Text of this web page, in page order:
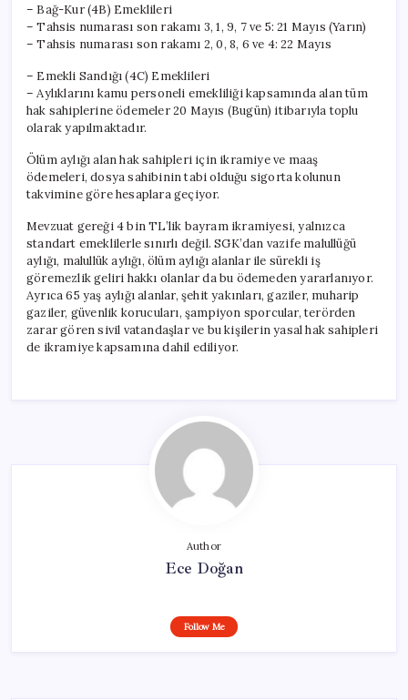
– Bağ-Kur (4B) Emeklileri
– Tahsis numarası son rakamı 3, 1, 9, 7 ve 5: 21 Mayıs (Yarın)
– Tahsis numarası son rakamı 2, 0, 8, 6 ve 4: 22 Mayıs
– Emekli Sandığı (4C) Emeklileri
– Aylıklarını kamu personeli emekliliği kapsamında alan tüm
hak sahiplerine ödemeler 20 Mayıs (Bugün) itibarıyla toplu
olarak yapılmaktadır.
Ölüm aylığı alan hak sahipleri için ikramiye ve maaş
ödemeleri, dosya sahibinin tabi olduğu sigorta kolunun
takvimine göre hesaplara geçiyor.
Mevzuat gereği 4 bin TL’lik bayram ikramiyesi, yalnızca
standart emeklilerle sınırlı değil. SGK’dan vazife malullüğü
aylığı, malullük aylığı, ölüm aylığı alanlar ile sürekli iş
göremezlik geliri hakkı olanlar da bu ödemeden yararlanıyor.
Ayrıca 65 yaş aylığı alanlar, şehit yakınları, gaziler, muharip
gaziler, güvenlik korucuları, şampiyon sporcular, terörden
zarar gören sivil vatandaşlar ve bu kişilerin yasal hak sahipleri
de ikramiye kapsamına dahil ediliyor.
Author
Ece Doğan
Follow Me